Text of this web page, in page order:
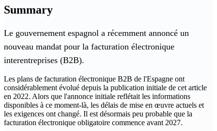
Summary
Le gouvernement espagnol a récemment annoncé un
nouveau mandat pour la facturation électronique
interentreprises (B2B).
Les plans de facturation électronique B2B de l'Espagne ont
considérablement évolué depuis la publication initiale de cet article
en 2022. Alors que l'annonce initiale reflétait les informations
disponibles à ce moment-là, les délais de mise en œuvre actuels et
les exigences ont changé. Il est désormais peu probable que la
facturation électronique obligatoire commence avant 2027.